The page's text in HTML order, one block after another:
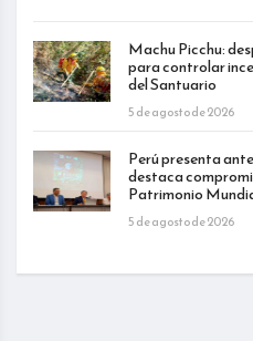
Machu Picchu:
para controlar
del Santuario
5 de agosto de 2026
Perú presenta
destaca
Patrimonio
5 de agosto de 2026